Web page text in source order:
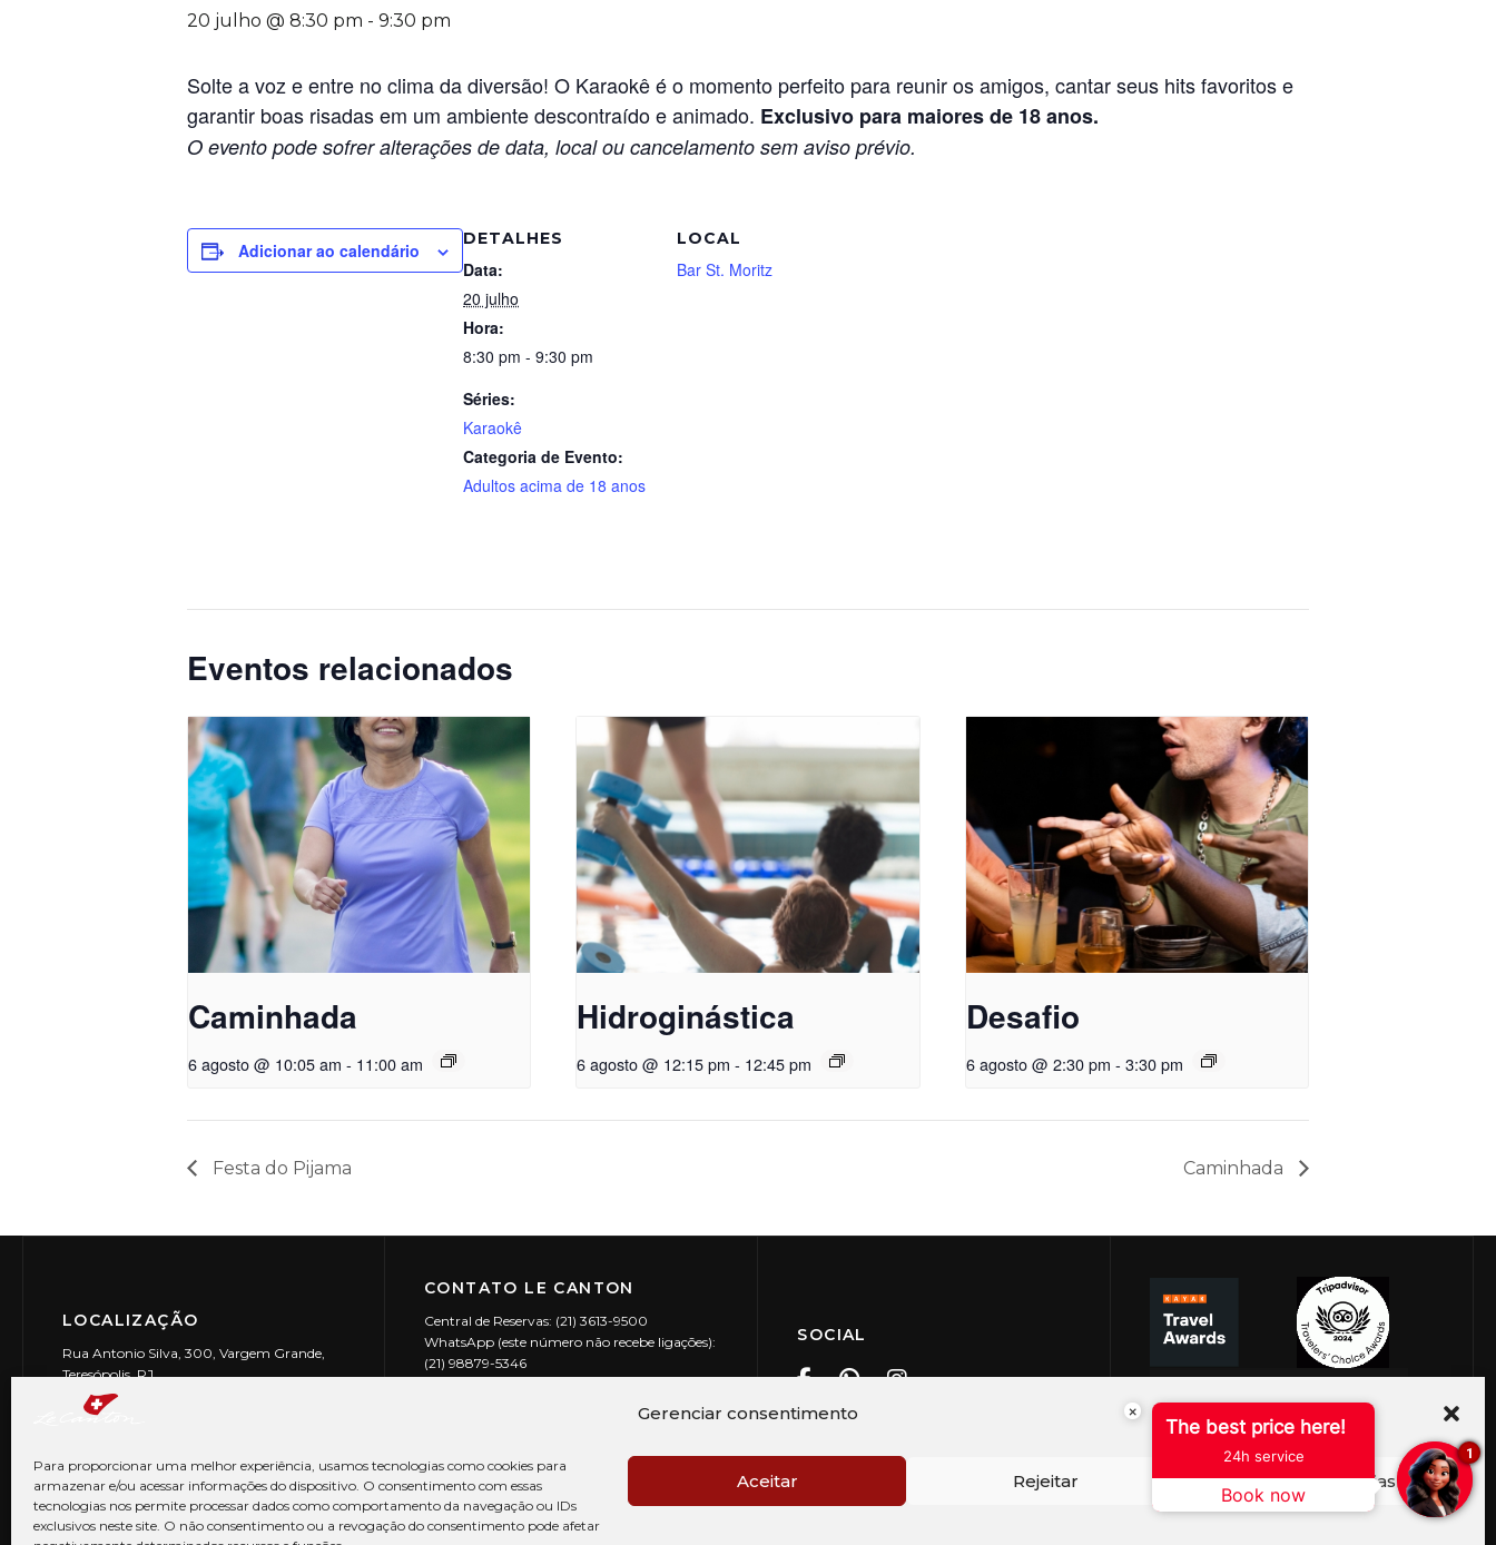
Gerenciar consentimento
Para proporcionar uma melhor experiência, usamos tecnologias como cookies para
armazenar e/ou acessar informações do dispositivo. O consentimento com essas
tecnologias nos permite processar dados como comportamento da navegação ou IDs
exclusivos neste site. O não consentimento ou a revogação do consentimento pode afetar
Aceitar Rejeitar Ver preferências
20 julho @ 8:30 pm - 9:30 pm
Solte a voz e entre no clima da diversão! O Karaokê é o momento perfeito para reunir os amigos, cantar seus hits favoritos e
garantir boas risadas em um ambiente descontraído e animado. Exclusivo para maiores de 18 anos.
O evento pode sofrer alterações de data, local ou cancelamento sem aviso prévio.
Adicionar ao calendário
DETALHES
Data:
20 julho
Hora:
8:30 pm - 9:30 pm
Séries:
Karaokê
Categoria de Evento:
Adultos acima de 18 anos
LOCAL
Bar St. Moritz
Eventos relacionados
Caminhada
6 agosto @ 10:05 am - 11:00 am
Hidroginástica
6 agosto @ 12:15 pm - 12:45 pm
Desafio
6 agosto @ 2:30 pm - 3:30 pm
Festa do Pijama Caminhada
LOCALIZAÇÃO
Rua Antonio Silva, 300, Vargem Grande,
Teresópolis, RJ
CEP: 25990-150
CONTATO LE CANTON
Central de Reservas: (21) 3613-9500
WhatsApp (este número não recebe ligações):
(21) 98879-5346
SOCIAL
×
The best price here!
24h service
Book now
1